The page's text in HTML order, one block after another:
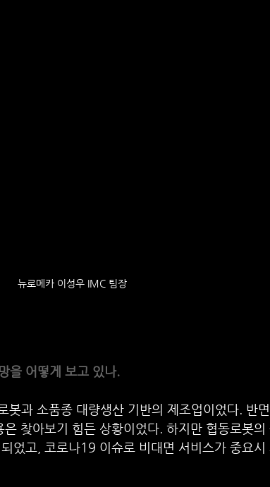
뉴로메카 이성우 IMC 팀장
을 어떻게 보고 있나.
봇과 소품종 대량생산 기반의 제조업이었다. 반
찾아보기 힘든 상황이었다. 하지만 협동로봇의
었고, 코로나19 이슈로 비대면 서비스가 중요시